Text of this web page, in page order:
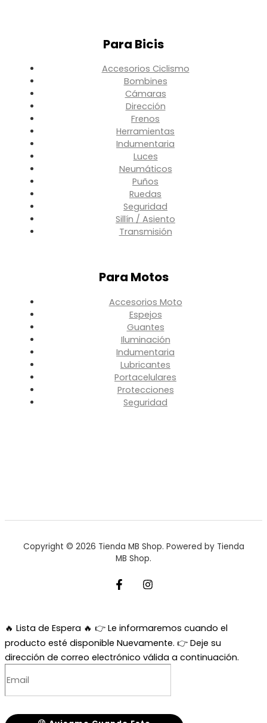
Para Bicis
Accesorios Ciclismo
Bombines
Cámaras
Dirección
Frenos
Herramientas
Indumentaria
Luces
Neumáticos
Puños
Ruedas
Seguridad
Sillín / Asiento
Transmisión
Para Motos
Accesorios Moto
Espejos
Guantes
Iluminación
Indumentaria
Lubricantes
Portacelulares
Protecciones
Seguridad
Copyright © 2026 Tienda MB Shop. Powered by Tienda
MB Shop.
🔥 Lista de Espera 🔥 👉 Le informaremos cuando el
producto esté disponible Nuevamente. 👉 Deje su
dirección de correo electrónico válida a continuación.